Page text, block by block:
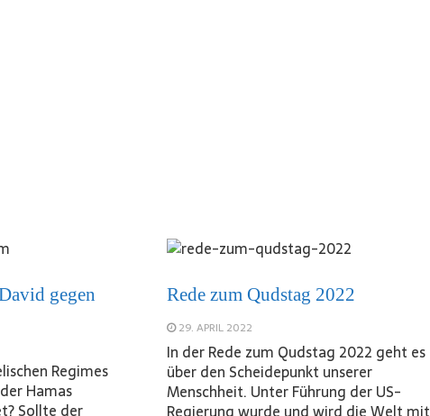
gegen
Regimes
Hamas
Sollte der
Rede zum Qudstag 2022
29. APRIL 2022
In der Rede zum Qudstag 2022 geht es
über den Scheidepunkt unserer
Menschheit. Unter Führung der US-